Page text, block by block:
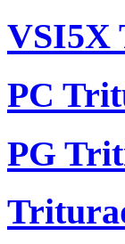
VSI5X
PC
PG